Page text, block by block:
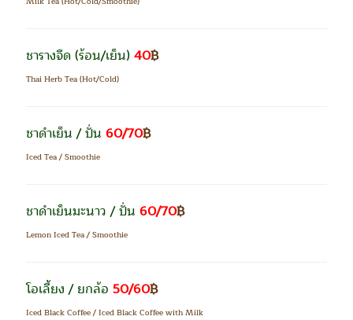
ชารางจืด(ร้อน/เย็น)40฿
Thai Herb Tea (Hot/Cold)
ชาดำเย็น / ปั่น 60/70฿
Iced Tea / Smoothie
ชาดำเย็นมะนาว / ปั่น 60/70฿
Lemon Iced Tea / Smoothie
โอเลี้ยง / ยกล้อ 50/60฿
Iced Black Coffee / Iced Black Coffee with Milk